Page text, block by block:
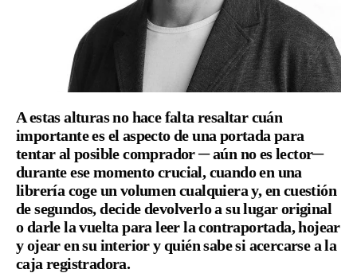
A estas alturas no hace falta resaltar cuán
importante es el aspecto de una portada para
tentar al posible comprador ─ aún no es lector─
durante ese momento crucial, cuando en una
librería coge un volumen cualquiera y, en cuestión
de segundos, decide devolverlo a su lugar original
o darle la vuelta para leer la contraportada, hojear
y ojear en su interior y quién sabe si acercarse a la
caja registradora.